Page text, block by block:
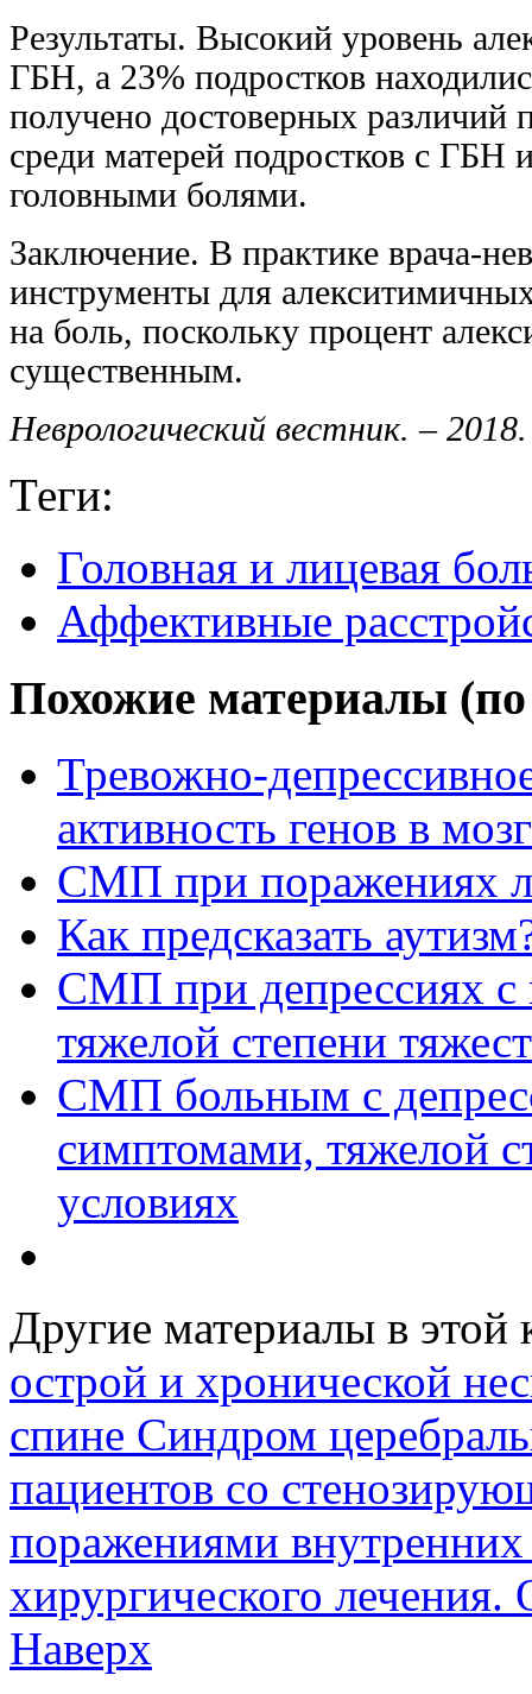
Результаты. Высокий уровень
ГБН, а 23% подростков
получено достоверных различий
среди матерей подростков с ГБН
головными болями.
Заключение. В практике врача-
инструменты для
на боль, поскольку процент
существенным.
Неврологический вестник. –
Теги:
Головная и лицевая
Аффективные
Похожие материалы (по
Тревожно-
активность генов в
СМП при поражениях
Как предсказать
СМП при депрессиях с
тяжелой степени
СМП больным с
симптомами, тяжелой
условиях
Другие материалы в этой
острой и хронической
спине Синдром
пациентов со
поражениями
хирургического
Наверх